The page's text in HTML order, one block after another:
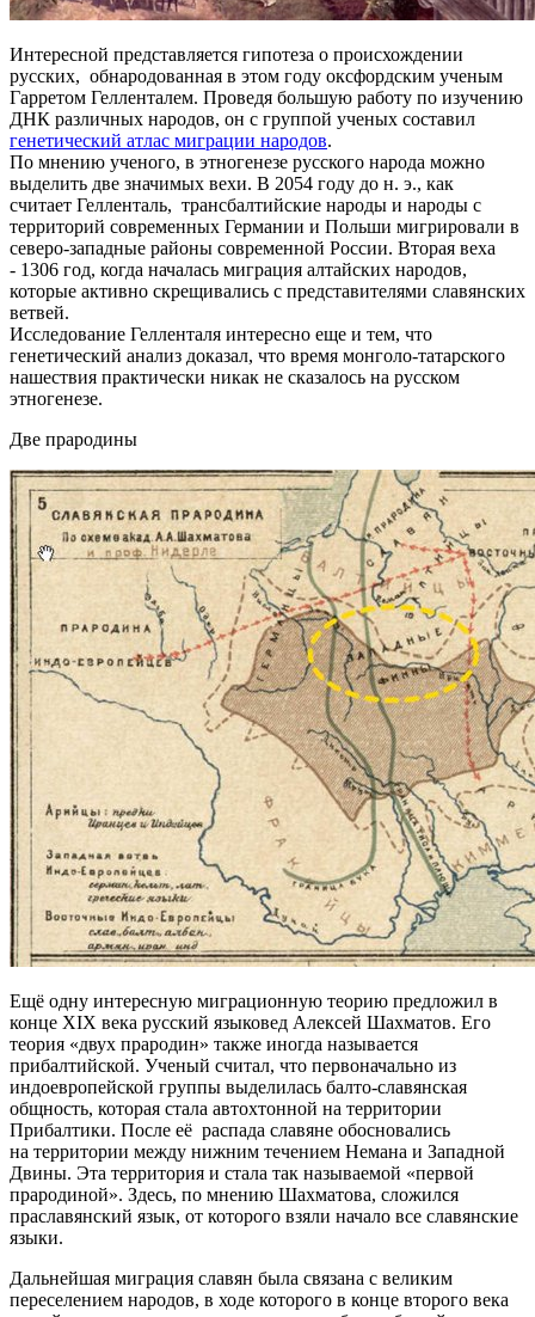
Интересной представляется гипотеза о происхождении
русских, обнародованная в этом году оксфордским ученым
Гарретом Гелленталем. Проведя большую работу по изучению
ДНК различных народов, он с группой ученых составил
генетический атлас миграции народов.
По мнению ученого, в этногенезе русского народа можно
выделить две значимых вехи. В 2054 году до н. э., как
считает Гелленталь, трансбалтийские народы и народы с
территорий современных Германии и Польши мигрировали в
северо-западные районы современной России. Вторая веха
- 1306 год, когда началась миграция алтайских народов,
которые активно скрещивались с представителями славянских
ветвей.
Исследование Гелленталя интересно еще и тем, что
генетический анализ доказал, что время монголо-татарского
нашествия практически никак не сказалось на русском
этногенезе.
Две прародины
Ещё одну интересную миграционную теорию предложил в
конце XIX века русский языковед Алексей Шахматов. Его
теория «двух прародин» также иногда называется
прибалтийской. Ученый считал, что первоначально из
индоевропейской группы выделилась балто-славянская
общность, которая стала автохтонной на территории
Прибалтики. После её распада славяне обосновались
на территории между нижним течением Немана и Западной
Двины. Эта территория и стала так называемой «первой
прародиной». Здесь, по мнению Шахматова, сложился
праславянский язык, от которого взяли начало все славянские
языки.
Дальнейшая миграция славян была связана с великим
переселением народов, в ходе которого в конце второго века